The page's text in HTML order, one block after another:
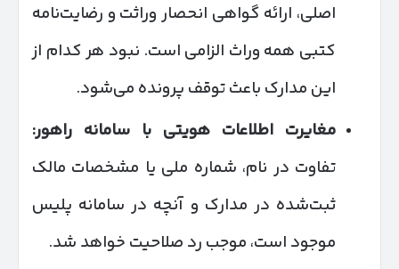
اصلی، ارائه گواهی انحصار وراثت و رضایت‌نامه
کتبی همه وراث الزامی است. نبود هر کدام از
این مدارک باعث توقف پرونده می‌شود.
مغایرت اطلاعات هویتی با سامانه راهور:
تفاوت در نام، شماره ملی یا مشخصات مالک
ثبت‌شده در مدارک و آنچه در سامانه پلیس
موجود است، موجب رد صلاحیت خواهد شد.